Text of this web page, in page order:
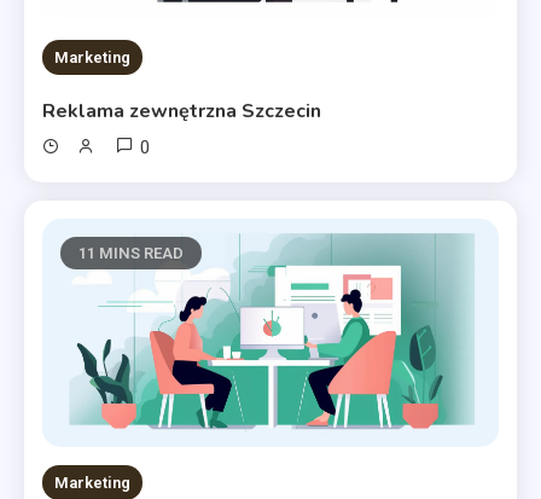
Marketing
Reklama zewnętrzna Szczecin
0
11 MINS READ
Marketing